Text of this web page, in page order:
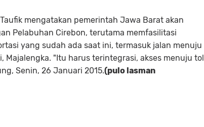
mengatakan pemerintah Jawa Barat akan
Pelabuhan Cirebon, terutama memfasilitasi
yang sudah ada saat ini, termasuk jalan menuju
"Itu harus terintegrasi, akses menuju tol
Senin, 26 Januari 2015.(pulo lasman